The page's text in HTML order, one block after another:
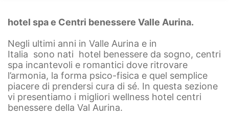
hotel spa e Centri benessere Valle Aurina.
Negli ultimi anni in Valle Aurina e in
Italia sono nati hotel benessere da sogno, centri
spa incantevoli e romantici dove ritrovare
l’armonia, la forma psico-fisica e quel semplice
piacere di prendersi cura di sé. In questa sezione
vi presentiamo i migliori wellness hotel centri
benessere della Val Aurina.